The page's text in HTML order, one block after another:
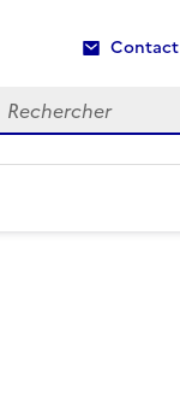
Contact
Rechercher